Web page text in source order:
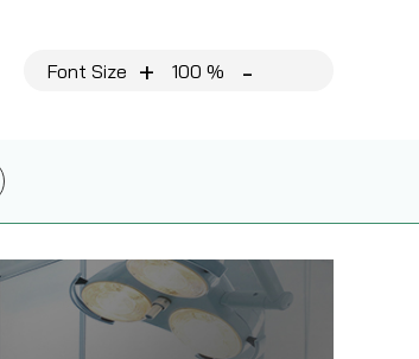
Font Size + 100 % -